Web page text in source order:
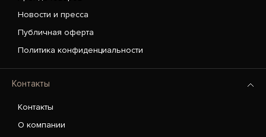
Новости и пресса
Публичная оферта
Политика конфиденциальности
Контакты
Контакты
О компании